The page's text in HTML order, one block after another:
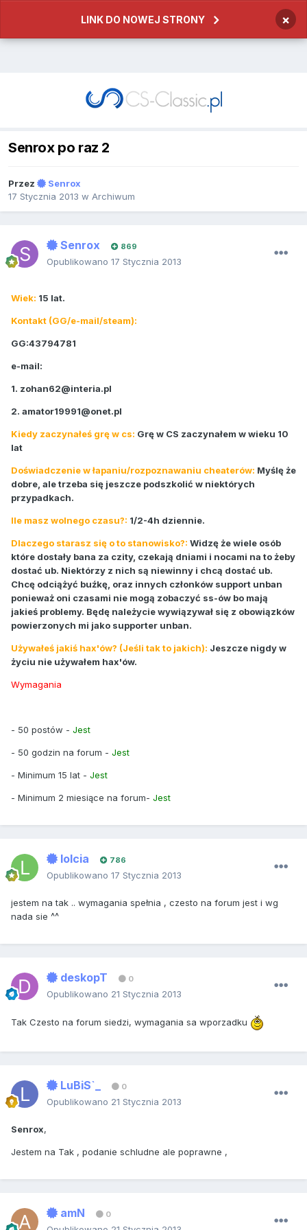
LINK DO NOWEJ STRONY ×
Senrox po raz 2
Przez
Senrox
17 Stycznia 2013 w Archiwum
Senrox 869
Opublikowano 17 Stycznia 2013
Wiek: 15 lat.
Kontakt (GG/e-mail/steam):
GG:43794781
e-mail:
1. zohan62@interia.pl
2. amator19991@onet.pl
Kiedy zaczynałeś grę w cs: Grę w CS zaczynałem w wieku 10
lat
Doświadczenie w łapaniu/rozpoznawaniu cheaterów: Myślę że
dobre, ale trzeba się jeszcze podszkolić w niektórych
przypadkach.
Ile masz wolnego czasu?: 1/2-4h dziennie.
Dlaczego starasz się o to stanowisko?: Widzę że wiele osób
które dostały bana za czity, czekają dniami i nocami na to żeby
dostać ub. Niektórzy z nich są niewinny i chcą dostać ub.
Chcę odciążyć buźkę, oraz innych członków support unban
ponieważ oni czasami nie mogą zobaczyć ss-ów bo mają
jakieś problemy. Będę należycie wywiązywał się z obowiązków
powierzonych mi jako supporter unban.
Używałeś jakiś hax'ów? (Jeśli tak to jakich): Jeszcze nigdy w
życiu nie używałem hax'ów.
Wymagania
- 50 postów - Jest
- 50 godzin na forum - Jest
- Minimum 15 lat - Jest
- Minimum 2 miesiące na forum- Jest
lolcia 786
Opublikowano 17 Stycznia 2013
jestem na tak .. wymagania spełnia , czesto na forum jest i wg
nada sie ^^
deskopT 0
Opublikowano 21 Stycznia 2013
Tak Czesto na forum siedzi, wymagania sa wporzadku
LuBiS`_ 0
Opublikowano 21 Stycznia 2013
Senrox,
Jestem na Tak , podanie schludne ale poprawne ,
amN 0